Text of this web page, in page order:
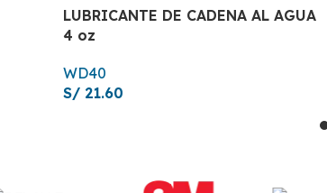
LUBRICANTE DE CADENA AL AGUA
4 oz
WD40
S/21.60